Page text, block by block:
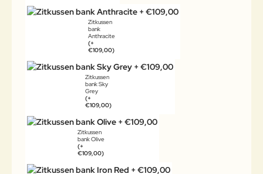
Zitkussen
bank
Anthracite
(+
€109,00)
Zitkussen
bank Sky
Grey
(+
€109,00)
Zitkussen
bank Olive
(+
€109,00)